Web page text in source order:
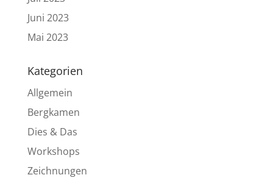
Juni 2023
Mai 2023
Kategorien
Allgemein
Bergkamen
Dies & Das
Workshops
Zeichnungen